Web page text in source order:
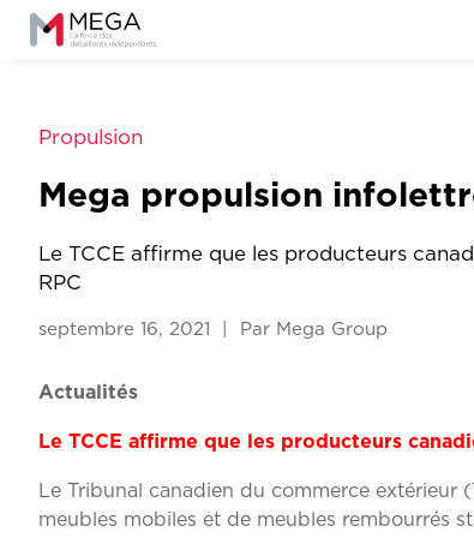
Propulsion
Mega propulsion
Le TCCE affirme que les producteurs
RPC
septembre 16, 2021 | Par Mega Group
Actualités
Le TCCE affirme que les producteurs
Le Tribunal canadien du commerce extérieur
meubles mobiles et de meubles rembourrés